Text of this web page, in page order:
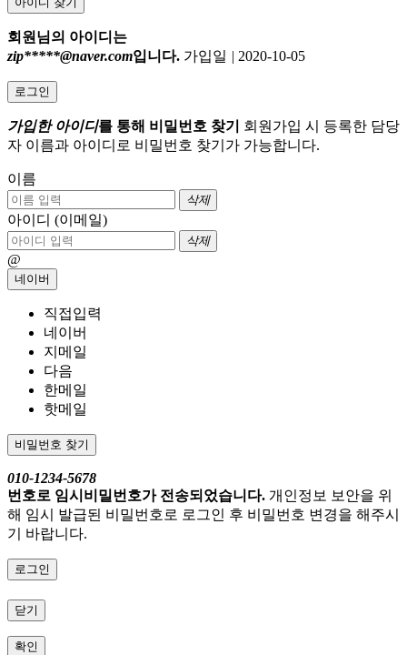
회원님의 아이디는
zip*****@naver.com입니다. 가입일 | 2020-10-05
로그인
가입한 아이디를 통해 비밀번호 찾기
회원가입 시 등록한 담당
자 이름과 아이디로 비밀번호 찾기가 가능합니다.
이름
삭제
아이디 (이메일)
삭제
@
네이버
직접입력
네이버
지메일
다음
한메일
핫메일
비밀번호 찾기
010-1234-5678
번호로 임시비밀번호가 전송되었습니다. 개인정보 보안을 위
해 임시 발급된 비밀번호로 로그인 후 비밀번호 변경을 해주시
기 바랍니다.
로그인
닫기
확인